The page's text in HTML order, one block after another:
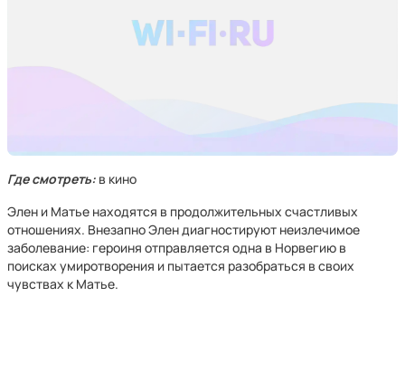
Где смотреть: в кино
Элен и Матье находятся в продолжительных счастливых
отношениях. Внезапно Элен диагностируют неизлечимое
заболевание: героиня отправляется одна в Норвегию в
поисках умиротворения и пытается разобраться в своих
чувствах к Матье.